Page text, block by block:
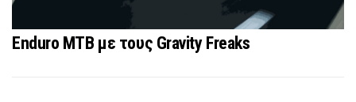
Enduro MTB με τους Gravity Freaks